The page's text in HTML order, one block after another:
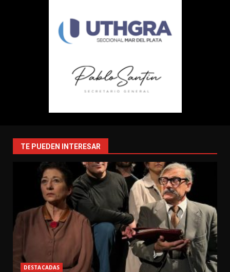
TE PUEDEN INTERESAR
DESTACADAS